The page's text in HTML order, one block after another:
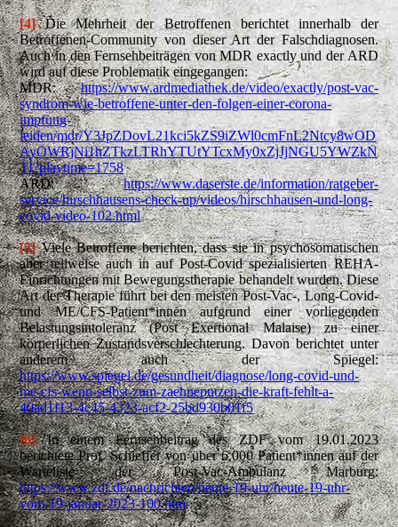
[4]Die Mehrheit der Betroffenen berichtet innerhalb der
Betroffenen-Community von dieser Art der Falschdiagnosen.
Auch in den Fernsehbeiträgen von MDR exactly und der ARD
wird auf diese Problematik eingegangen:
MDR:https://www.ardmediathek.de/video/exactly/post-vac-
syndrom-wie-betroffene-unter-den-folgen-einer-corona-
impfung-
leiden/mdr/Y3JpZDovL21kci5kZS9iZWl0cmFnL2Ntcy8wOD
AyOWRjNi1hZTkzLTRhYTUtYTcxMy0xZjJjNGU5YWZkN
TI?playtime=1758
ARD:https://www.daserste.de/information/ratgeber-
service/hirschhausens-check-up/videos/hirschhausen-und-long-
covid-video-102.html
[5]Viele Betroffene berichten, dass sie in psychosomatischen
aber teilweise auch in auf Post-Covid spezialisierten REHA-
Einrichtungen mit Bewegungstherapie behandelt wurden. Diese
Art der Therapie führt bei den meisten Post-Vac-, Long-Covid-
und ME/CFS-Patient*innen aufgrund einer vorliegenden
Belastungsintoleranz (Post Exertional Malaise) zu einer
körperlichen Zustandsverschlechterung. Davon berichtet unter
anderem auch der Spiegel:
https://www.spiegel.de/gesundheit/diagnose/long-covid-und-
me-cfs-wenn-selbst-zum-zaehneputzen-die-kraft-fehlt-a-
40ad1f13-4c45-4323-acf2-25bd930b01f5
[6]In einem Fernsehbeitrag des ZDF vom 19.01.2023
berichtete Prof. Schieffer von über 6.000 Patient*innen auf der
Warteliste der Post-Vac-Ambulanz Marburg:
https://www.zdf.de/nachrichten/heute-19-uhr/heute-19-uhr-
vom-19-januar-2023-100.htm